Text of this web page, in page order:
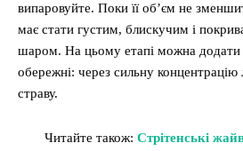
випаровуйте. Поки її об’єм не
має стати густим, блискучим і
шаром. На цьому етапі можна додати
обережні: через сильну концентрацію
страву.
Читайте також: Стрітенські